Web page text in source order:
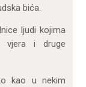
bića.
ljudi kojima
vjera i druge
kao u nekim